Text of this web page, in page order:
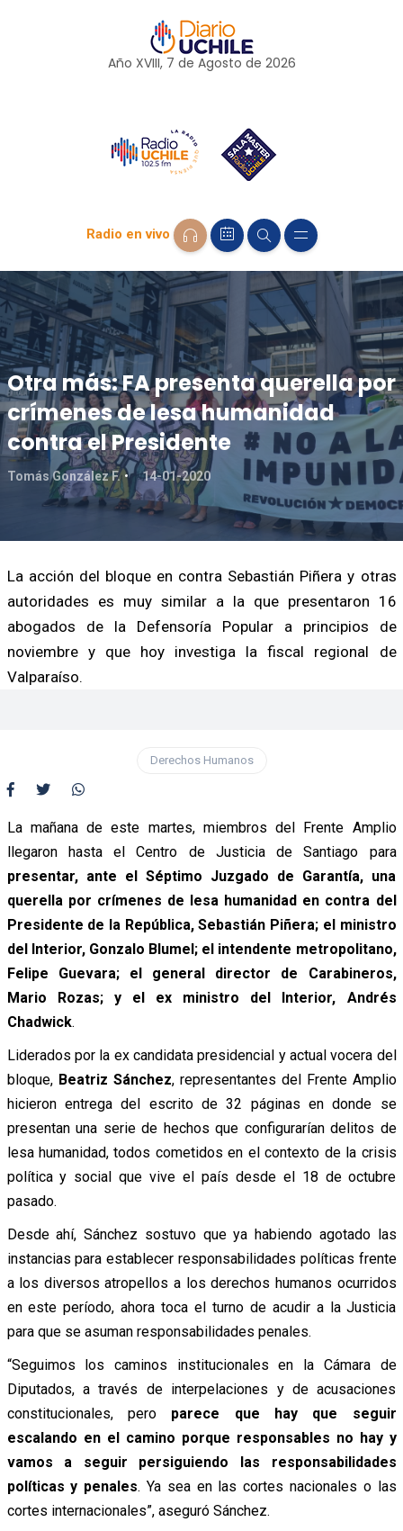
Año XVIII, 7 de Agosto de 2026
Radio en vivo
Otra más: FA presenta querella por
crímenes de lesa humanidad
contra el Presidente
Tomás González F. 14-01-2020
La acción del bloque en contra Sebastián Piñera y otras
autoridades es muy similar a la que presentaron 16
abogados de la Defensoría Popular a principios de
noviembre y que hoy investiga la fiscal regional de
Valparaíso.
Derechos Humanos
La mañana de este martes, miembros del Frente Amplio
llegaron hasta el Centro de Justicia de Santiago para
presentar, ante el Séptimo Juzgado de Garantía, una
querella por crímenes de lesa humanidad en contra del
Presidente de la República, Sebastián Piñera; el ministro
del Interior, Gonzalo Blumel; el intendente metropolitano,
Felipe Guevara; el general director de Carabineros,
Mario Rozas; y el ex ministro del Interior, Andrés
Chadwick.
Liderados por la ex candidata presidencial y actual vocera del
bloque, Beatriz Sánchez, representantes del Frente Amplio
hicieron entrega del escrito de 32 páginas en donde se
presentan una serie de hechos que configurarían delitos de
lesa humanidad, todos cometidos en el contexto de la crisis
política y social que vive el país desde el 18 de octubre
pasado.
Desde ahí, Sánchez sostuvo que ya habiendo agotado las
instancias para establecer responsabilidades políticas frente
a los diversos atropellos a los derechos humanos ocurridos
en este período, ahora toca el turno de acudir a la Justicia
para que se asuman responsabilidades penales.
“Seguimos los caminos institucionales en la Cámara de
Diputados, a través de interpelaciones y de acusaciones
constitucionales, pero parece que hay que seguir
escalando en el camino porque responsables no hay y
vamos a seguir persiguiendo las responsabilidades
políticas y penales. Ya sea en las cortes nacionales o las
cortes internacionales”, aseguró Sánchez.